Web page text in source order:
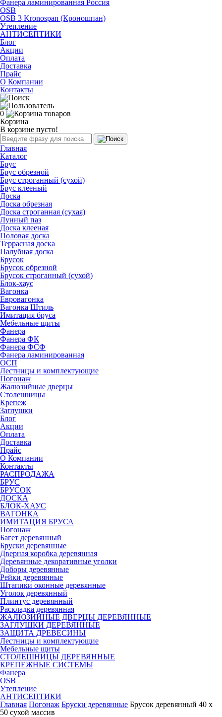
Фанера ламинированная Россия
OSB
OSB 3 Kronospan (Кроношпан)
Утепление
АНТИСЕПТИКИ
Блог
Акции
Оплата
Доставка
Прайс
О Компании
Контакты
0
Корзина
В корзине пусто!
Главная
Каталог
Брус
Брус обрезной
Брус строганный (сухой)
Брус клееный
Доска
Доска обрезная
Доска строганная (сухая)
Лунный паз
Доска клееная
Половая доска
Террасная доска
Палубная доска
Брусок
Брусок обрезной
Брусок строганный (сухой)
Блок-хаус
Вагонка
Евровагонка
Вагонка Штиль
Имитация бруса
Мебельные щиты
Фанера
Фанера ФК
Фанера ФСФ
Фанера ламинированная
ОСП
Лестницы и комплектующие
Погонаж
Жалюзийные дверцы
Столешницы
Крепеж
Заглушки
Блог
Акции
Оплата
Доставка
Прайс
О Компании
Контакты
РАСПРОДАЖА
БРУС
БРУСОК
ДОСКА
БЛОК-ХАУС
ВАГОНКА
ИМИТАЦИЯ БРУСА
Погонаж
Багет деревянный
Бруски деревянные
Дверная коробка деревянная
Деревянные декоративные уголки
Доборы деревянные
Рейки деревянные
Штапики оконные деревянные
Уголок деревянный
Плинтус деревянный
Раскладка деревянная
ЖАЛЮЗИЙНЫЕ ДВЕРЦЫ ДЕРЕВЯННЫЕ
ЗАГЛУШКИ ДЕРЕВЯННЫЕ
ЗАЩИТА ДРЕВЕСИНЫ
Лестницы и комплектующие
Мебельные щиты
СТОЛЕШНИЦЫ ДЕРЕВЯННЫЕ
КРЕПЕЖНЫЕ СИСТЕМЫ
Фанера
OSB
Утепление
АНТИСЕПТИКИ
Главная Погонаж Бруски деревянные Брусок деревянный 40 х
50 сухой массив